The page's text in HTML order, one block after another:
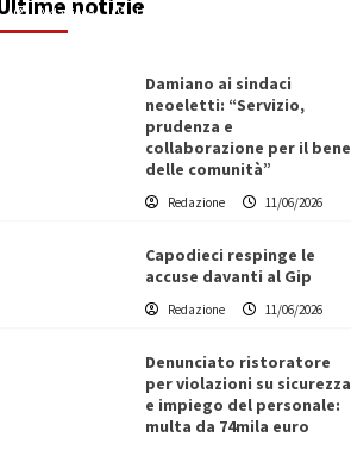
Redazione 11/06/2026
Damiano ai sindaci
neoeletti: “Servizio,
prudenza e
collaborazione per il bene
delle comunità”
Redazione 11/06/2026
Capodieci respinge le
accuse davanti al Gip
Redazione 11/06/2026
Denunciato ristoratore
per violazioni su sicurezza
e impiego del personale:
multa da 74mila euro